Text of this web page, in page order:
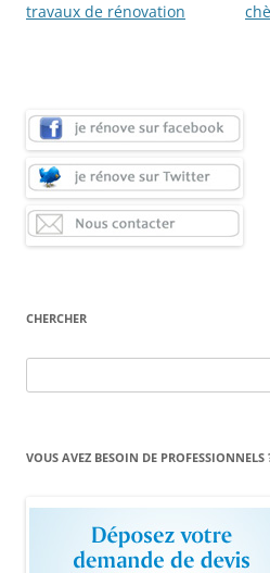
articles
travaux de rénovation
CHERCHER
VOUS AVEZ BESOIN DE PROFESSIONNELS